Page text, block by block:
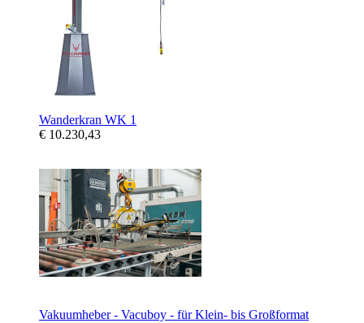
Wanderkran WK 1
€ 10.230,43
Vakuumheber - Vacuboy - für Klein- bis Großformat